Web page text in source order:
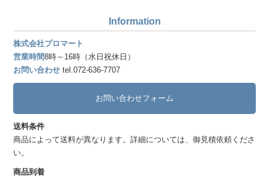
Information
株式会社プロマート
営業時間8時～16時（水日祝休日）
お問い合わせ tel.072-636-7707
お問い合わせフォーム
送料条件
商品によって送料が異なります。詳細については、御見積依頼くださ
い。
商品到着